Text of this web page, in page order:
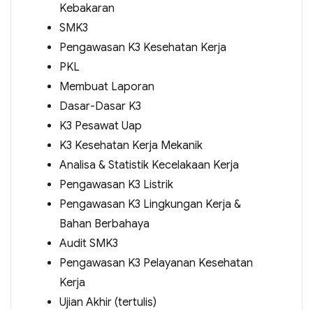
Kebakaran
SMK3
Pengawasan K3 Kesehatan Kerja
PKL
Membuat Laporan
Dasar-Dasar K3
K3 Pesawat Uap
K3 Kesehatan Kerja Mekanik
Analisa & Statistik Kecelakaan Kerja
Pengawasan K3 Listrik
Pengawasan K3 Lingkungan Kerja &
Bahan Berbahaya
Audit SMK3
Pengawasan K3 Pelayanan Kesehatan
Kerja
Ujian Akhir (tertulis)